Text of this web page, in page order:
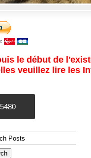
le début de
veuillez lire les